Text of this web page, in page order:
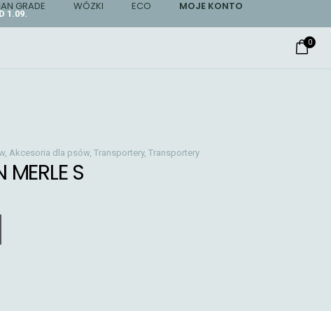
1.09.
GRADE WÓZKI ECO MOJE KONTO
0
S
,Akcesoria dla psów,Transportery,Transportery